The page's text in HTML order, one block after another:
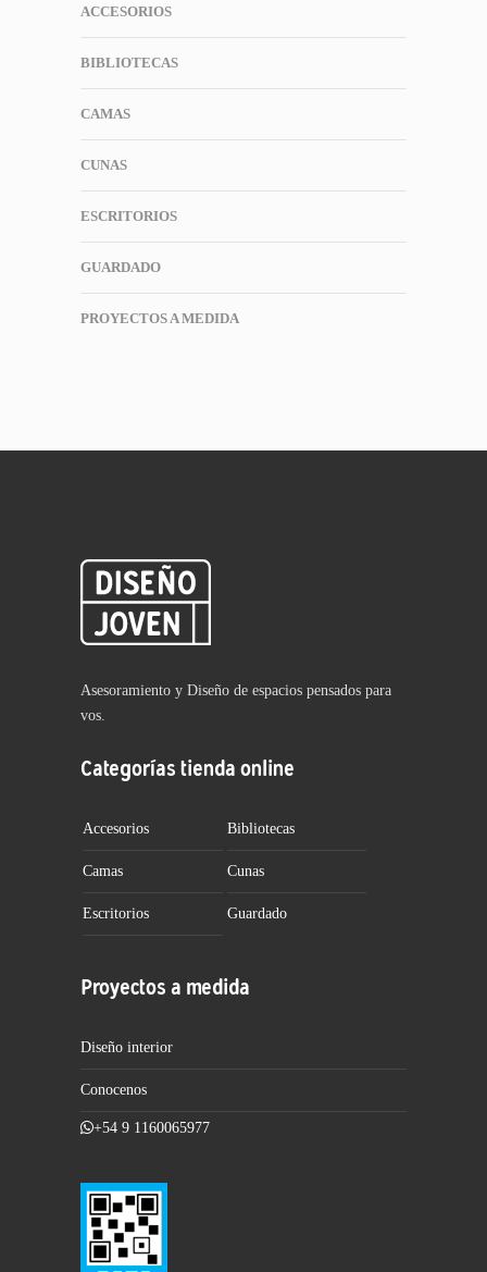
ACCESORIOS
BIBLIOTECAS
CAMAS
CUNAS
ESCRITORIOS
GUARDADO
PROYECTOS A MEDIDA
Asesoramiento y Diseño de espacios pensados para
vos.
Categorías tienda online
Accesorios Bibliotecas
Camas Cunas
Escritorios Guardado
Proyectos a medida
Diseño interior
Conocenos
+54 9 1160065977